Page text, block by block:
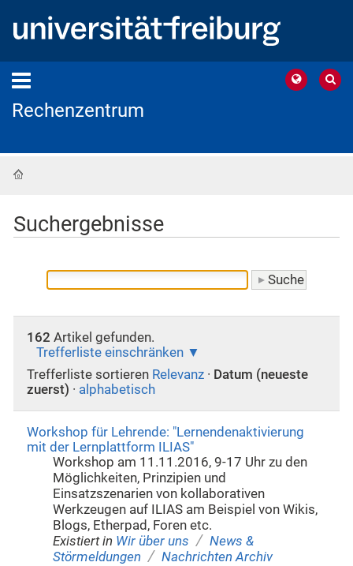
Rechenzentrum
Suchergebnisse
162 Artikel gefunden.
Trefferliste einschränken
Trefferliste sortieren Relevanz · Datum (neueste
zuerst) · alphabetisch
Workshop für Lehrende: "Lernendenaktivierung
mit der Lernplattform ILIAS"
Workshop am 11.11.2016, 9-17 Uhr zu den
Möglichkeiten, Prinzipien und
Einsatzszenarien von kollaborativen
Werkzeugen auf ILIAS am Beispiel von Wikis,
Blogs, Etherpad, Foren etc.
Existiert in Wir über uns / News &
Störmeldungen / Nachrichten Archiv